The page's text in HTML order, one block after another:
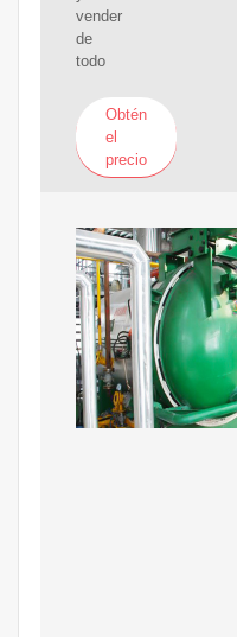
vender
de
todo
Obtén
el
precio